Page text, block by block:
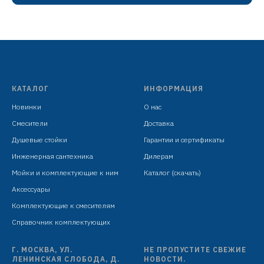
латунь
насадка излива поворотная 2 режима
гибкая подводка: 450 мм в комплекте
крепёж: гайка
КАТАЛОГ
Новинки
Смесители
Душевые стойки
Инженерная сантехника
Мойки и комплектующие к ним
Аксессуары
Комплектующие к смесителям
Справочник комплектующих
ИНФОРМАЦИЯ
О нас
Доставка
Гарантии и сертификаты
Дилерам
Каталог (скачать)
Г. МОСКВА, УЛ.
ЛЕНИНСКАЯ СЛОБОДА, Д.
НЕ ПРОПУСТИТЕ СВЕЖИЕ
НОВОСТИ.